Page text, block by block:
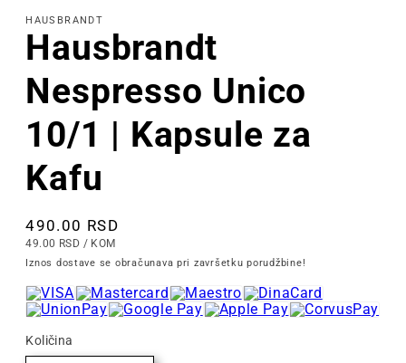
1
u
modalu
HAUSBRANDT
Hausbrandt
Nespresso Unico
10/1 | Kapsule za
Kafu
Cena
490.00 RSD
CENA
KOMADU
49.00 RSD / PO
KOM
Iznos dostave se obračunava pri završetku porudžbine!
Količina